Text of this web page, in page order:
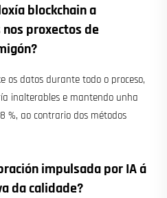
blockchain a
proxectos de
os datos durante todo o proceso,
inalterables e mantendo unha
%, ao contrario dos métodos
impulsada por IA á
da calidade?